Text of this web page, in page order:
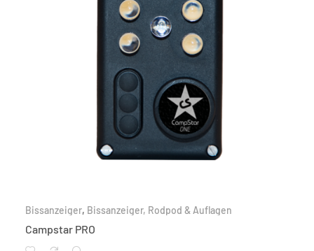
Bissanzeiger, Bissanzeiger, Rodpod & Auflagen
Campstar PRO